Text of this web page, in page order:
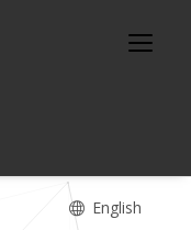
English